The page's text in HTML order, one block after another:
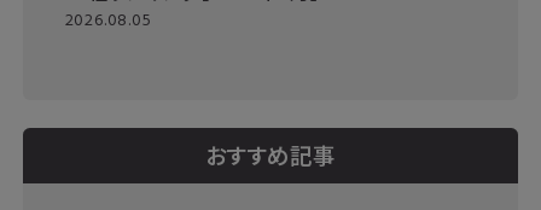
2026.08.05
おすすめ記事